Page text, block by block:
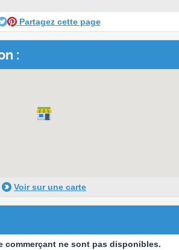
Partagez cette page
:
Voir sur une carte
commerçant ne sont pas disponibles.